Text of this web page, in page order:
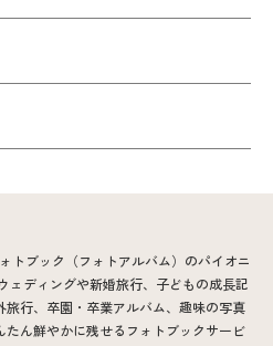
トブック（フォトアルバム）のパイオニ
ェディングや新婚旅行、子どもの成長記
行、卒園・卒業アルバム、趣味の写真
ん鮮やかに残せるフォトブックサービ